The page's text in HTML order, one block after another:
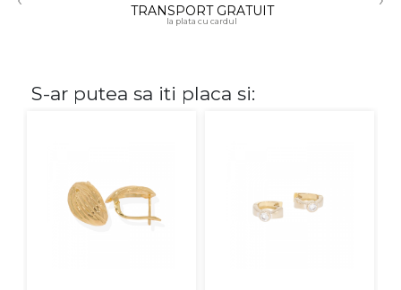
TRANSPORT GRATUIT
la plata cu cardul
S-ar putea sa iti placa si: